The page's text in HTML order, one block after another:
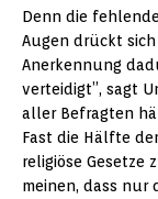
Denn die
Augen drückt
Anerkennung
verteidigt”, sagt
aller Befragten
Fast die Hälfte
religiöse Gesetze
meinen, dass nur